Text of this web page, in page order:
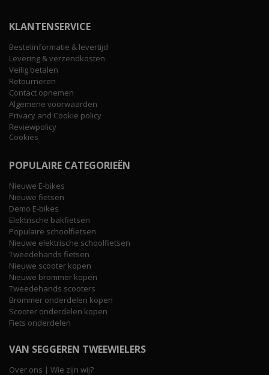
KLANTENSERVICE
Bestelinformatie & levertijd
Levering & verzendkosten
Veilig betalen
Retourneren
Contact opnemen
Algemene voorwaarden
Privacy and Cookie policy
Reviewpolicy
Cookies
POPULAIRE CATEGORIEËN
Nieuwe E-bikes
Nieuwe fietsen
Demo E-bikes
Elektrische bakfietsen
Populaire schoolfietsen
Nieuwe elektrische schoolfietsen
Tweedehands fietsen
Nieuwe scooter kopen
Nieuwe brommer kopen
Tweedehands scooters
Brommer onderdelen kopen
Scooter onderdelen kopen
Fiets onderdelen
VAN SEGGEREN TWEEWIELERS
Over ons | Wie zijn wij?